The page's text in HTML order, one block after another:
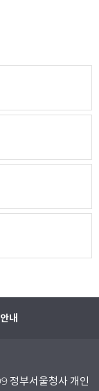
내
정부서울청사 개인